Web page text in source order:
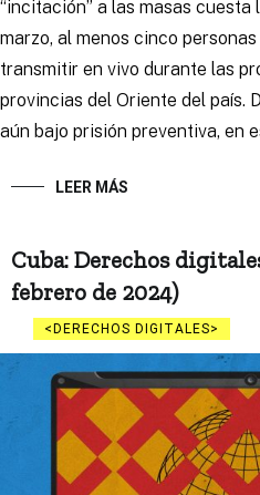
“incitación” a las masas
marzo, al menos cinco
transmitir en vivo durante las
provincias del Oriente del país.
aún bajo prisión preventiva, en
LEER MÁS
Cuba: Derechos
febrero de 2024)
DERECHOS DIGITALES